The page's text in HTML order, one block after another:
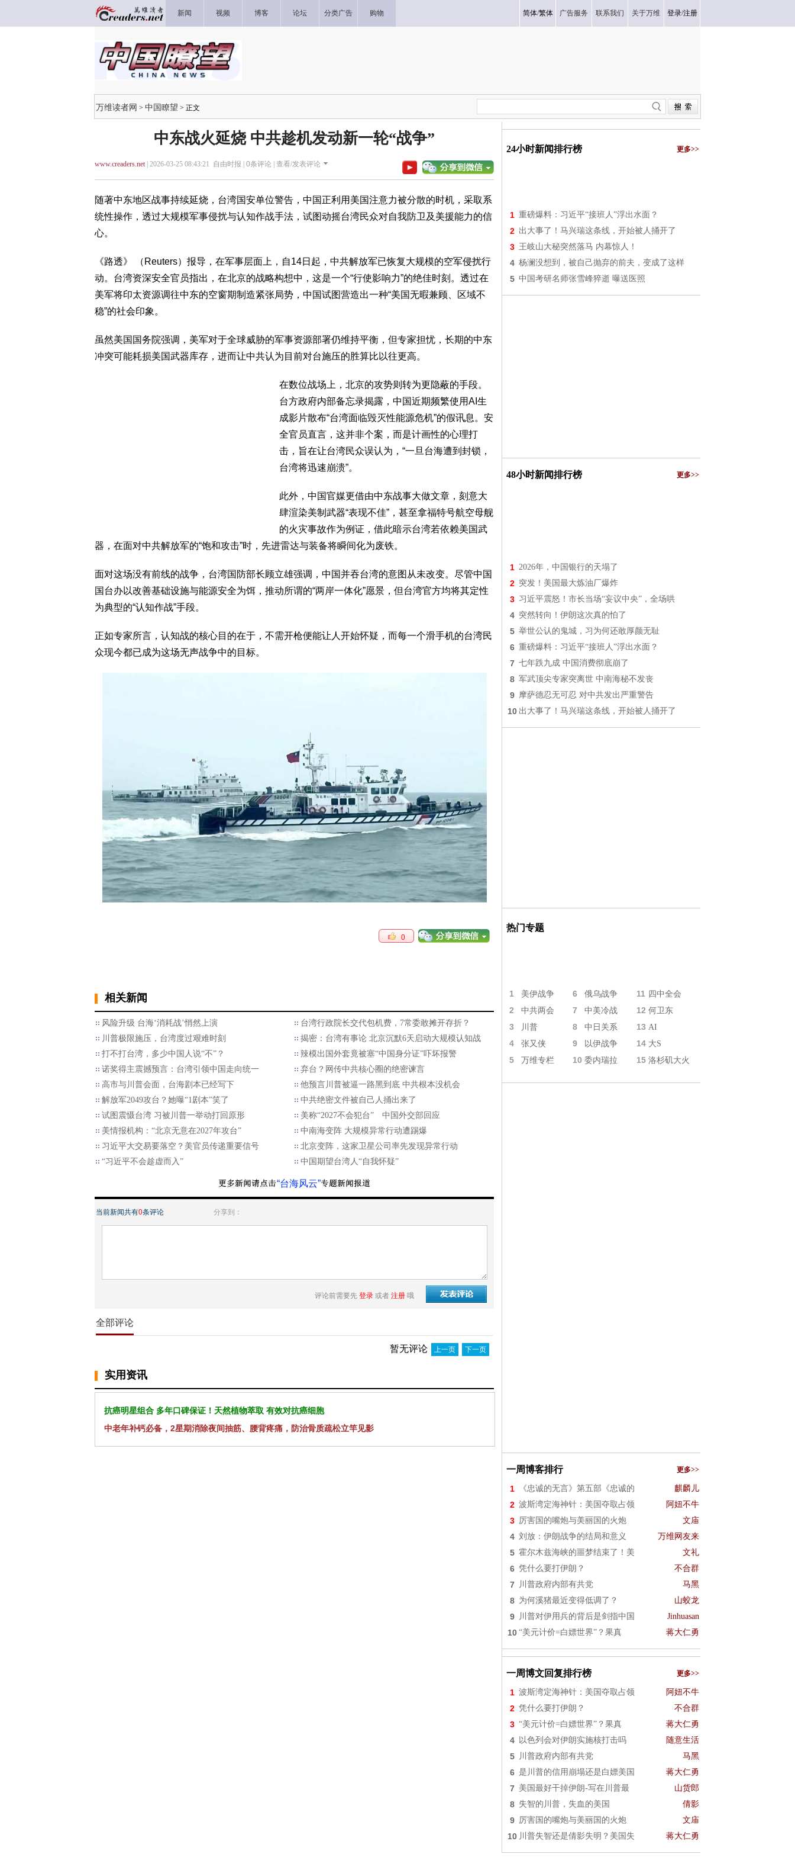
新闻 视频 博客 论坛 分类广告 购物 简体/繁体 广告服务 联系我们 关于万维 登录/注册
万维读者网 > 中国瞭望 > 正文
中东战火延烧 中共趁机发动新一轮“战争”
www.creaders.net| 2026-03-25 08:43:21 自由时报 | 0条评论 | 查看/发表评论
随著中东地区战事持续延烧，台湾国安单位警告，中国正利用美国注意力被分散的时机，采取系
统性操作，透过大规模军事侵扰与认知作战手法，试图动摇台湾民众对自我防卫及美援能力的信
心。
《路透》 （Reuters）报导，在军事层面上，自14日起，中共解放军已恢复大规模的空军侵扰行
动。台湾资深安全官员指出，在北京的战略构想中，这是一个“行使影响力”的绝佳时刻。透过在
美军将印太资源调往中东的空窗期制造紧张局势，中国试图营造出一种“美国无暇兼顾、区域不
稳”的社会印象。
虽然美国国务院强调，美军对于全球威胁的军事资源部署仍维持平衡，但专家担忧，长期的中东
冲突可能耗损美国武器库存，进而让中共认为目前对台施压的胜算比以往更高。
在数位战场上，北京的攻势则转为更隐蔽的手段。
台方政府内部备忘录揭露，中国近期频繁使用AI生
成影片散布“台湾面临毁灭性能源危机”的假讯息。安
全官员直言，这并非个案，而是计画性的心理打
击，旨在让台湾民众误认为，“一旦台海遭到封锁，
台湾将迅速崩溃”。
此外，中国官媒更借由中东战事大做文章，刻意大
肆渲染美制武器“表现不佳”，甚至拿福特号航空母舰
的火灾事故作为例证，借此暗示台湾若依赖美国武
器，在面对中共解放军的“饱和攻击”时，先进雷达与装备将瞬间化为废铁。
面对这场没有前线的战争，台湾国防部长顾立雄强调，中国并吞台湾的意图从未改变。尽管中国
国台办以改善基础设施与能源安全为饵，推动所谓的“两岸一体化”愿景，但台湾官方均将其定性
为典型的“认知作战”手段。
正如专家所言，认知战的核心目的在于，不需开枪便能让人开始怀疑，而每一个滑手机的台湾民
众现今都已成为这场无声战争中的目标。
0
相关新闻
风险升级 台海‘消耗战’悄然上演
台湾行政院长交代包机费，7常委敢摊开存折？
川普极限施压，台湾度过艰难时刻
揭密：台湾有事论 北京沉默6天启动大规模认知战
打不打台湾，多少中国人说“不”？
辣模出国外套竟被塞“中国身分证”吓坏报警
诺奖得主震撼预言：台湾引领中国走向统一
弃台？网传中共核心圈的绝密谏言
高市与川普会面，台海剧本已经写下
他预言川普被逼一路黑到底 中共根本没机会
解放军2049攻台？她曝“1剧本”笑了
中共绝密文件被自己人捅出来了
试图震慑台湾 习被川普一举动打回原形
美称“2027不会犯台” 中国外交部回应
美情报机构：“北京无意在2027年攻台”
中南海变阵 大规模异常行动遭踢爆
习近平大交易要落空？美官员传递重要信号
北京变阵，这家卫星公司率先发现异常行动
“习近平不会趁虚而入”
中国期望台湾人“自我怀疑”
“台海风云”
当前新闻共有0条评论 分享到：
评论前需要先 登录 或者 注册 哦
全部评论
暂无评论 上一页 下一页
实用资讯
抗癌明星组合 多年口碑保证！天然植物萃取 有效对抗癌细胞
中老年补钙必备，2星期消除夜间抽筋、腰背疼痛，防治骨质疏松立竿见影
24小时新闻排行榜 更多>>
1 重磅爆料：习近平“接班人”浮出水面？
2 出大事了！马兴瑞这条线，开始被人捅开了
3 王岐山大秘突然落马 内幕惊人！
4 杨澜没想到，被自己抛弃的前夫，变成了这样
5 中国考研名师张雪峰猝逝 曝送医照
48小时新闻排行榜 更多>>
1 2026年，中国银行的天塌了
2 突发！美国最大炼油厂爆炸
3 习近平震怒！市长当场“妄议中央”，全场哄
4 突然转向！伊朗这次真的怕了
5 举世公认的鬼城，习为何还敢厚颜无耻
6 重磅爆料：习近平“接班人”浮出水面？
7 七年跌九成 中国消费彻底崩了
8 军武顶尖专家突离世 中南海秘不发丧
9 摩萨德忍无可忍 对中共发出严重警告
10 出大事了！马兴瑞这条线，开始被人捅开了
热门专题
1 美伊战争 6 俄乌战争 11 四中全会
2 中共两会 7 中美冷战 12 何卫东
3 川普 8 中日关系 13 AI
4 张又侠 9 以伊战争 14 大S
5 万维专栏 10 委内瑞拉 15 洛杉矶大火
一周博客排行 更多>>
1 《忠诚的无言》第五部《忠诚的 麒麟儿
2 波斯湾定海神针：美国夺取占领 阿妞不牛
3 厉害国的嘴炮与美丽国的火炮 文庙
4 刘放：伊朗战争的结局和意义 万维网友来
5 霍尔木兹海峡的噩梦结束了！美 文礼
6 凭什么要打伊朗？ 不合群
7 川普政府内部有共党 马黑
8 为何溪猪最近变得低调了？ 山蛟龙
9 川普对伊用兵的背后是剑指中国 Jinhuasan
10 “美元计价=白嫖世界”？果真 蒋大仁勇
一周博文回复排行榜 更多>>
1 波斯湾定海神针：美国夺取占领 阿妞不牛
2 凭什么要打伊朗？ 不合群
3 “美元计价=白嫖世界”？果真 蒋大仁勇
4 以色列会对伊朗实施核打击吗 随意生活
5 川普政府内部有共党 马黑
6 是川普的信用崩塌还是白嫖美国 蒋大仁勇
7 美国最好干掉伊朗-写在川普最 山货郎
8 失智的川普，失血的美国 倩影
9 厉害国的嘴炮与美丽国的火炮 文庙
10 川普失智还是倩影失明？美国失 蒋大仁勇